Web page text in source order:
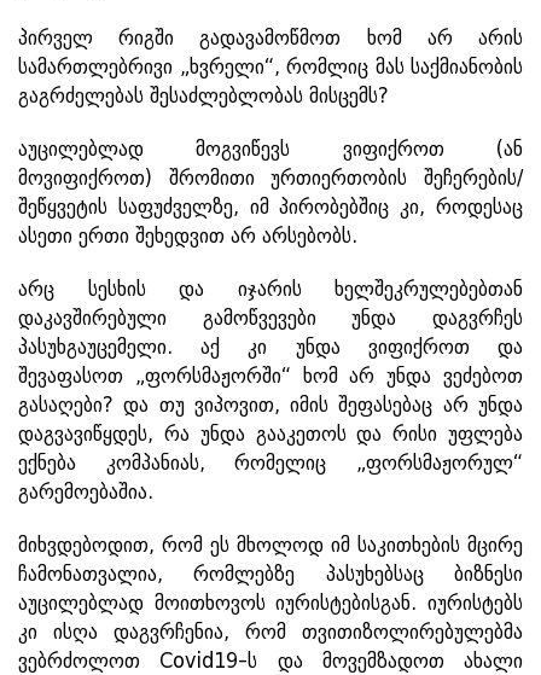
პირველ რიგში გადავამოწმოთ ხომ არ არის
სამართლებრივი „ხვრელი“, რომლიც მას საქმიანობის
გაგრძელებას შესაძლებლობას მისცემს?
აუცილებლად მოგვიწევს ვიფიქროთ (ან
მოვიფიქროთ) შრომითი ურთიერთობის შეჩერების/
შეწყვეტის საფუძველზე, იმ პირობებშიც კი, როდესაც
ასეთი ერთი შეხედვით არ არსებობს.
არც სესხის და იჯარის ხელშეკრულებებთან
დაკავშირებული გამოწვევები უნდა დაგვრჩეს
პასუხგაუცემელი. აქ კი უნდა ვიფიქროთ და
შევაფასოთ „ფორსმაჟორში“ ხომ არ უნდა ვეძებოთ
გასაღები? და თუ ვიპოვით, იმის შეფასებაც არ უნდა
დაგვავიწყდეს, რა უნდა გააკეთოს და რისი უფლება
ექნება კომპანიას, რომელიც „ფორსმაჟორულ“
გარემოებაშია.
მიხვდებოდით, რომ ეს მხოლოდ იმ საკითხების მცირე
ჩამონათვალია, რომლებზე პასუხებსაც ბიზნესი
აუცილებლად მოითხოვოს იურისტებისგან. იურისტებს
კი ისღა დაგვრჩენია, რომ თვითიზოლირებულებმა
ვებრძოლოთ Covid19-ს და მოვემზადოთ ახალი